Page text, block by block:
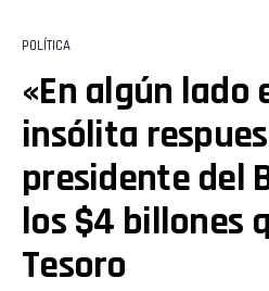
POLÍTICA
«En algún lado
insólita
presidente del
los $4 billones
Tesoro